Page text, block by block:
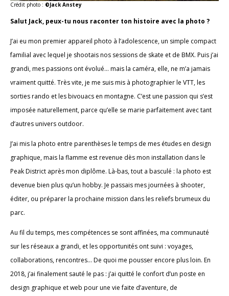
Crédit photo : ©Jack Anstey
Salut Jack, peux-tu nous raconter ton histoire avec la photo ?
J’ai eu mon premier appareil photo à l’adolescence, un simple compact
familial avec lequel je shootais nos sessions de skate et de BMX. Puis j’ai
grandi, mes passions ont évolué… mais la caméra, elle, ne m’a jamais
vraiment quitté. Très vite, je me suis mis à photographier le VTT, les
sorties rando et les bivouacs en montagne. C’est une passion qui s’est
imposée naturellement, parce qu’elle se marie parfaitement avec tant
d’autres univers outdoor.
J’ai mis la photo entre parenthèses le temps de mes études en design
graphique, mais la flamme est revenue dès mon installation dans le
Peak District après mon diplôme. Là-bas, tout a basculé : la photo est
devenue bien plus qu’un hobby. Je passais mes journées à shooter,
éditer, ou préparer la prochaine mission dans les reliefs brumeux du
parc.
Au fil du temps, mes compétences se sont affinées, ma communauté
sur les réseaux a grandi, et les opportunités ont suivi : voyages,
collaborations, rencontres… De quoi me pousser encore plus loin. En
2018, j’ai finalement sauté le pas : j’ai quitté le confort d’un poste en
design graphique et web pour une vie faite d’aventure, de